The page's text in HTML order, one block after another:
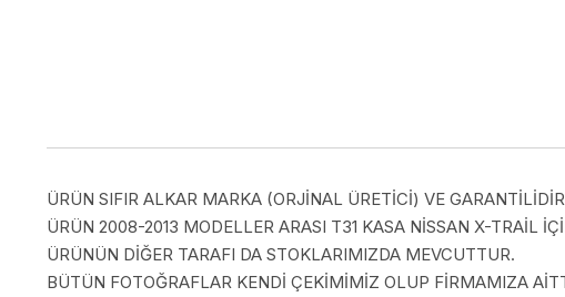
ÜRÜN SIFIR ALKAR MARKA (ORJİNAL ÜRETİCİ) VE
ÜRÜN 2008-2013 MODELLER ARASI T31 KASA NİSSAN X-TRAİL
ÜRÜNÜN DİĞER TARAFI DA STOKLARIMIZDA MEVCUTTUR.
BÜTÜN FOTOĞRAFLAR KENDİ ÇEKİMİMİZ OLUP FİRMAMIZA